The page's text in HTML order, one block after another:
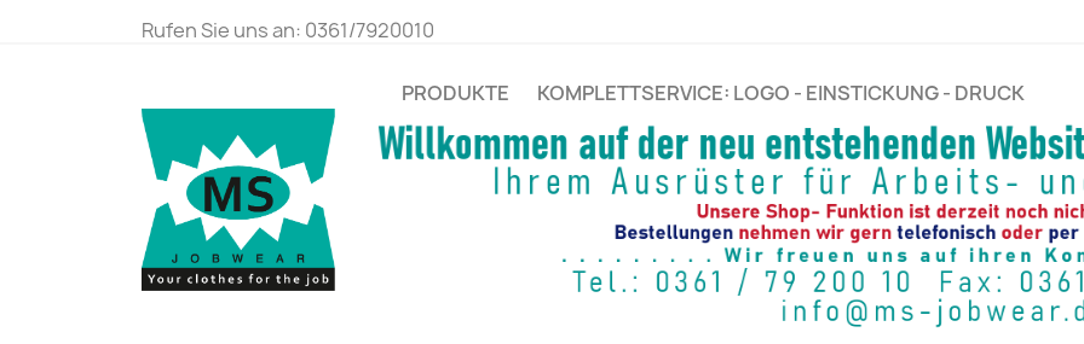
Rufen Sie uns an: 0361/7920010
PRODUKTE KOMPLETTSERVICE: LOGO - EINSTICKUNG - DRUCK